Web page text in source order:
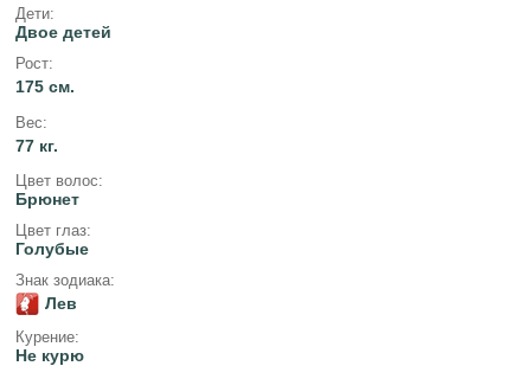
Дети:
Двое детей
Рост:
175 см.
Вес:
77 кг.
Цвет волос:
Брюнет
Цвет глаз:
Голубые
Знак зодиака:
Лев
Курение:
Не курю